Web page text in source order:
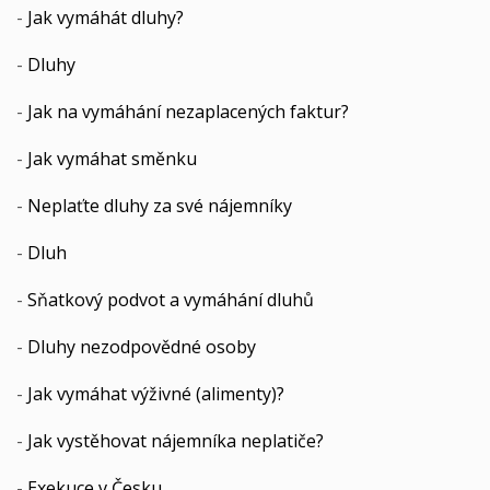
- Jak vymáhát dluhy?
- Dluhy
- Jak na vymáhání nezaplacených faktur?
- Jak vymáhat směnku
- Neplaťte dluhy za své nájemníky
- Dluh
- Sňatkový podvot a vymáhání dluhů
- Dluhy nezodpovědné osoby
- Jak vymáhat výživné (alimenty)?
- Jak vystěhovat nájemníka neplatiče?